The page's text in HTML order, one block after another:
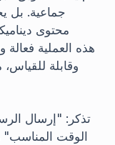
جماعية. بل
محتوى
وقابلة
تذكر: "إرسال
الوقت المناسب"